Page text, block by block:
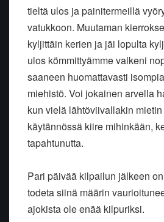
tieltä ulos ja painitermeillä
vatukkoon. Muutaman
kyljittäin kerien ja jäi lopulta
ulos kömmittyämme valkeni
saaneen huomattavasti
miehistö. Voi jokainen arvella
kun vielä lähtöviivallakin
käytännössä kiire mihinkään,
tapahtunutta.
Pari päivää kilpailun jälkeen
todeta siinä määrin
ajokista ole enää kilpuriksi.